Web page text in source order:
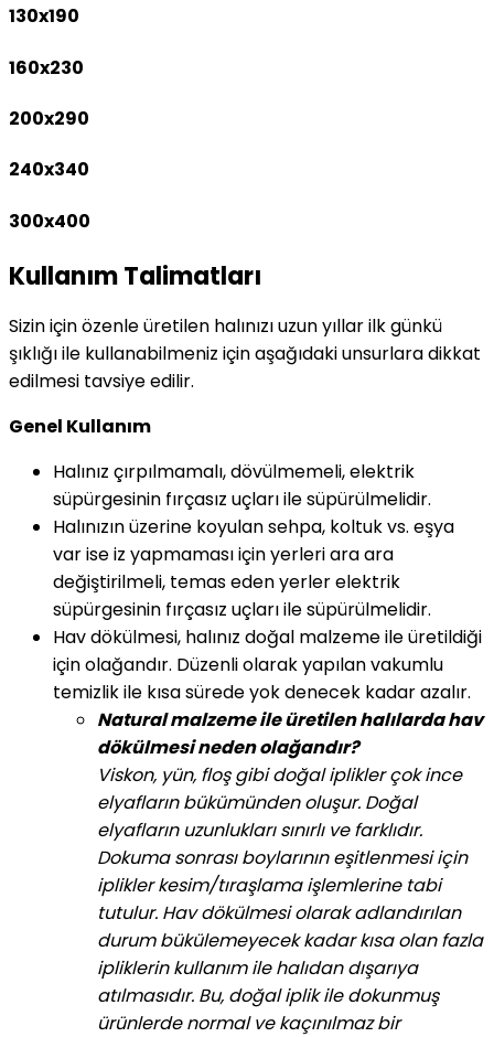
130x190
160x230
200x290
240x340
300x400
Kullanım Talimatları
Sizin için özenle üretilen halınızı uzun yıllar ilk günkü
şıklığı ile kullanabilmeniz için aşağıdaki unsurlara dikkat
edilmesi tavsiye edilir.
Genel Kullanım
Halınız çırpılmamalı, dövülmemeli, elektrik
süpürgesinin fırçasız uçları ile süpürülmelidir.
Halınızın üzerine koyulan sehpa, koltuk vs. eşya
var ise iz yapmaması için yerleri ara ara
değiştirilmeli, temas eden yerler elektrik
süpürgesinin fırçasız uçları ile süpürülmelidir.
Hav dökülmesi, halınız doğal malzeme ile üretildiği
için olağandır. Düzenli olarak yapılan vakumlu
temizlik ile kısa sürede yok denecek kadar azalır.
Natural malzeme ile üretilen halılarda hav
dökülmesi neden olağandır?
Viskon, yün, floş gibi doğal iplikler çok ince
elyafların bükümünden oluşur. Doğal
elyafların uzunlukları sınırlı ve farklıdır.
Dokuma sonrası boylarının eşitlenmesi için
iplikler kesim/tıraşlama işlemlerine tabi
tutulur. Hav dökülmesi olarak adlandırılan
durum bükülemeyecek kadar kısa olan fazla
ipliklerin kullanım ile halıdan dışarıya
atılmasıdır. Bu, doğal iplik ile dokunmuş
ürünlerde normal ve kaçınılmaz bir